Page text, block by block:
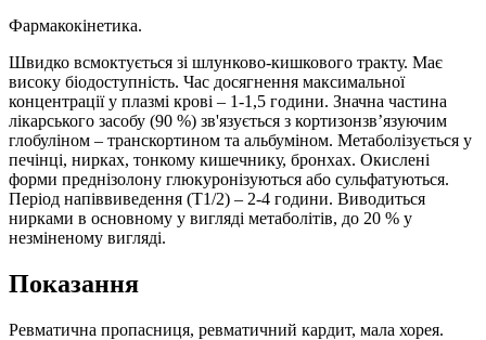
Фармакокінетика.
Швидко всмоктується зі шлунково-кишкового тракту. Має
високу біодоступність. Час досягнення максимальної
концентрації у плазмі крові – 1-1,5 години. Значна частина
лікарського засобу (90 %) зв'язується з кортизонзв’язуючим
глобуліном – транскортином та альбуміном. Метаболізується у
печінці, нирках, тонкому кишечнику, бронхах. Окислені
форми преднізолону глюкуронізуються або сульфатуються.
Період напіввиведення (T1/2) – 2-4 години. Виводиться
нирками в основному у вигляді метаболітів, до 20 % у
незміненому вигляді.
Показання
Ревматична пропасниця, ревматичний кардит, мала хорея.